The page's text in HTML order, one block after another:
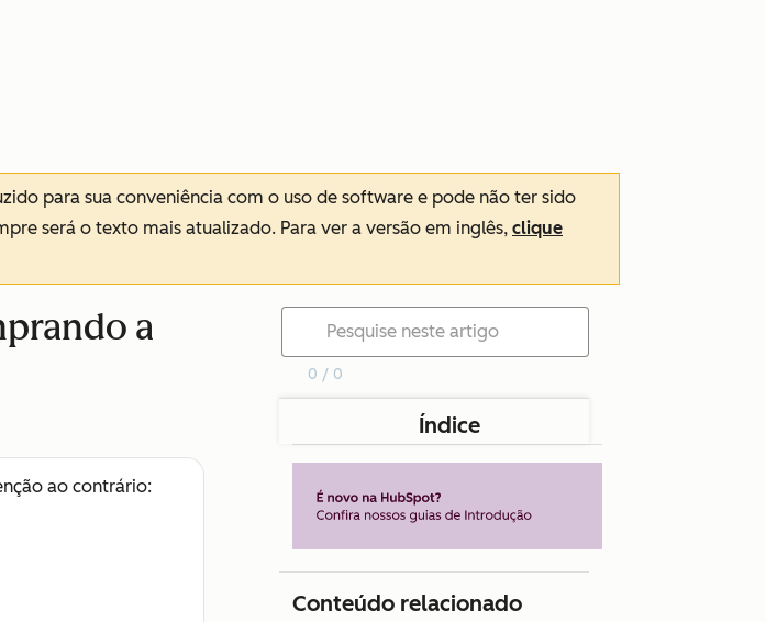
para sua conveniência com o uso de software e pode não ter sido
será o texto mais atualizado. Para ver a versão em inglês, clique
a
ao contrário:
0 / 0
Índice
Conteúdo relacionado